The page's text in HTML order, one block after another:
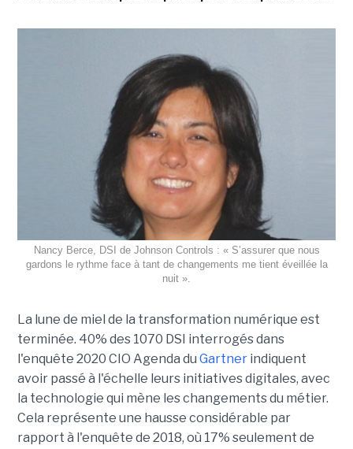
Nancy Berce, DSI de Johnson Controls : « S’assurer que nous
gardons le rythme face à tant de changements me tient éveillée la
nuit ».
La lune de miel de la transformation numérique est
terminée. 40% des 1070 DSI interrogés dans
l'enquête 2020 CIO Agenda du Gartnerindiquent
avoir passé à l'échelle leurs initiatives digitales, avec
la technologie qui mène les changements du métier.
Cela représente une hausse considérable par
rapport à l'enquête de 2018, où 17% seulement de